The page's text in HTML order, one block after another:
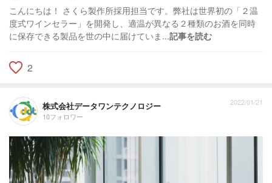
こんにちは！ さくら製作所採用担当です。弊社は世界初の「２温
度式ワインセラー」を開発し、適温が異なる２種類のお酒を同時
に保存できる製品を世の中に届けていま...記事を読む
2
株式会社データワンテクノロジー
10フォロワー
2022/01/21